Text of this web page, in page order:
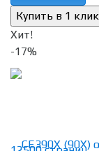
Хит!
-17%